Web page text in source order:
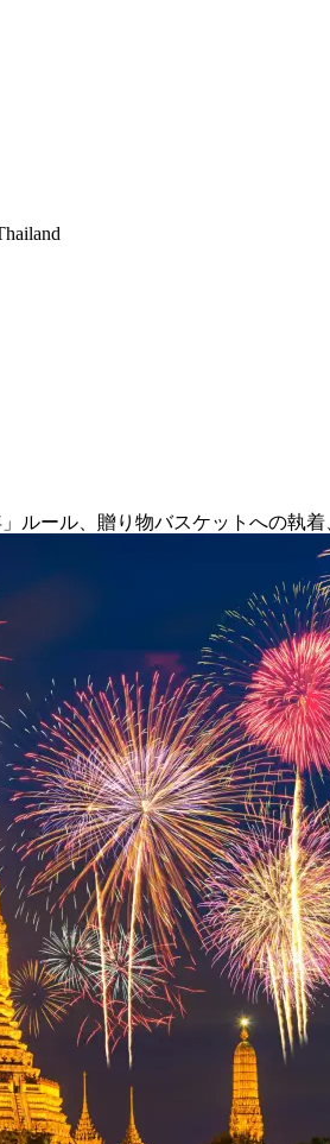
ール、贈り物バスケットへの執着